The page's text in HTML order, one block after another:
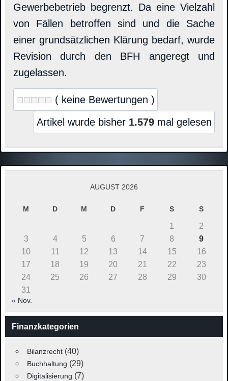
Gewerbebetrieb begrenzt. Da eine Vielzahl
von Fällen betroffen sind und die Sache
einer grundsätzlichen Klärung bedarf, wurde
Revision durch den BFH angeregt und
zugelassen.
( keine Bewertungen )
Artikel wurde bisher 1.579 mal gelesen
AUGUST 2026
M D M D F S S
1
2
3
4 5 6 7 8
9
10
11 12 13 14 15
16
17
18 19 20 21 22
23
24
25 26 27 28 29
30
31
« Nov.
Finanzkategorien
Bilanzrecht(40)
Buchhaltung (29)
Digitalisierung (7)